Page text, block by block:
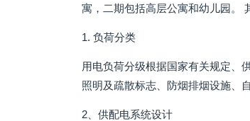
寓，二期包括高层公寓和幼儿园。
1. 负荷分类
用电负荷分级根据国家有关规定、
照明及疏散标志、防烟排烟设施、
2、供配电系统设计